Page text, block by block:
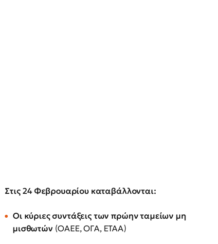
Στις 24 Φεβρουαρίου καταβάλλονται:
Οι κύριες συντάξεις των πρώην ταμείων μη
μισθωτών (ΟΑΕΕ, ΟΓΑ, ΕΤΑΑ)